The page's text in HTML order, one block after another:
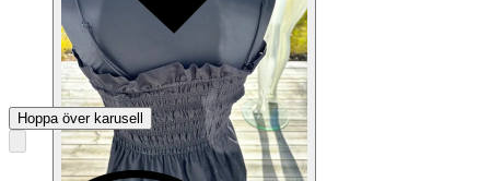
Hoppa över karusell